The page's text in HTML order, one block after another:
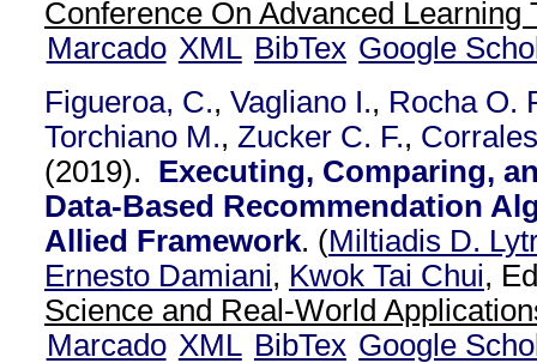
Conference On Advanced Learning
Marcado XML BibTex Google
Figueroa, C., Vagliano I., Rocha O.
Torchiano M., Zucker C. F.,
(2019). Executing, Comparing,
Data-Based Recommendation
Allied Framework. (Miltiadis D.
Ernesto Damiani, Kwok Tai Chui,
Science and Real-World
Marcado XML BibTex Google